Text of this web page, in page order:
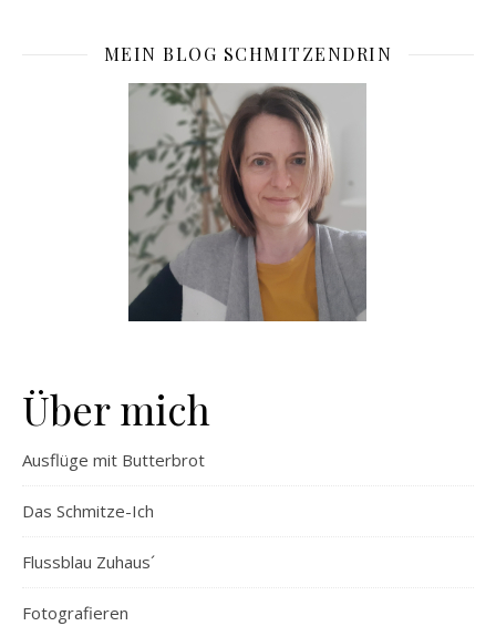
MEIN BLOG SCHMITZENDRIN
Über mich
Ausflüge mit Butterbrot
Das Schmitze-Ich
Flussblau Zuhaus´
Fotografieren